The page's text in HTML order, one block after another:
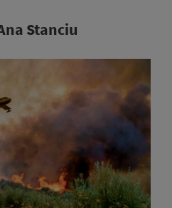
Stanciu